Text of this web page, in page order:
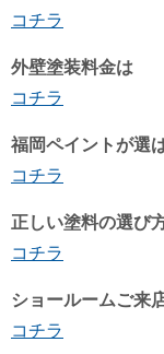
コチラ
外壁塗装料金は
コチラ
福岡ペイントが選
コチラ
正しい塗料の選び
コチラ
ショールームご来
コチラ